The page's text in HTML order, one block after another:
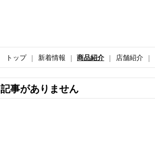
トップ 新着情報 商品紹介 店舗紹介
記事がありません